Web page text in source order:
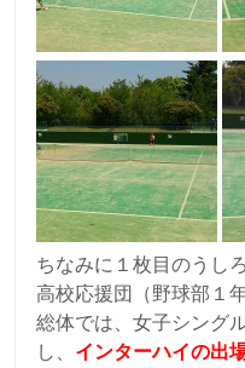
ちなみに１枚目のうし
高校応援団（野球部１
総体では、女子シング
し、 インターハイの出